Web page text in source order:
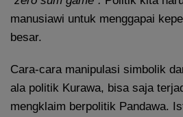
manusiawi untuk menggapai
besar.
Cara-cara manipulasi simbolik
ala politik Kurawa, bisa saja
mengklaim berpolitik Pandawa.